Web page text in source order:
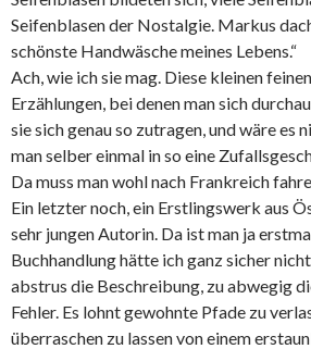
Seifenblasen der Nostalgie. Markus
schönste Handwäsche meines Lebens.“
Ach, wie ich sie mag. Diese kleinen
Erzählungen, bei denen man sich
sie sich genau so zutragen, und wäre es
man selber einmal in so eine
Da muss man wohl nach Frankreich
Ein letzter noch, ein Erstlingswerk aus
sehr jungen Autorin. Da ist man ja
Buchhandlung hätte ich ganz sicher
abstrus die Beschreibung, zu abwegig
Fehler. Es lohnt gewohnte Pfade zu
überraschen zu lassen von einem